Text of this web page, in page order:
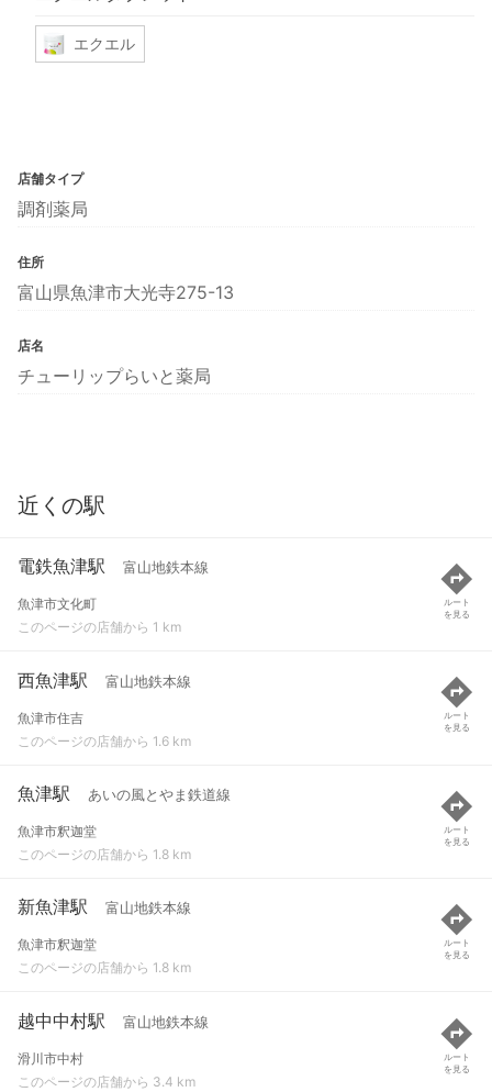
エクエル
店舗タイプ
調剤薬局
住所
富山県魚津市大光寺275-13
店名
チューリップらいと薬局
近くの駅
電鉄魚津駅 富山地鉄本線
魚津市文化町
このページの店舗から 1 km
ルート
を見る
西魚津駅 富山地鉄本線
魚津市住吉
このページの店舗から 1.6 km
ルート
を見る
魚津駅 あいの風とやま鉄道線
魚津市釈迦堂
このページの店舗から 1.8 km
ルート
を見る
新魚津駅 富山地鉄本線
魚津市釈迦堂
このページの店舗から 1.8 km
ルート
を見る
越中中村駅 富山地鉄本線
滑川市中村
このページの店舗から 3.4 km
ルート
を見る